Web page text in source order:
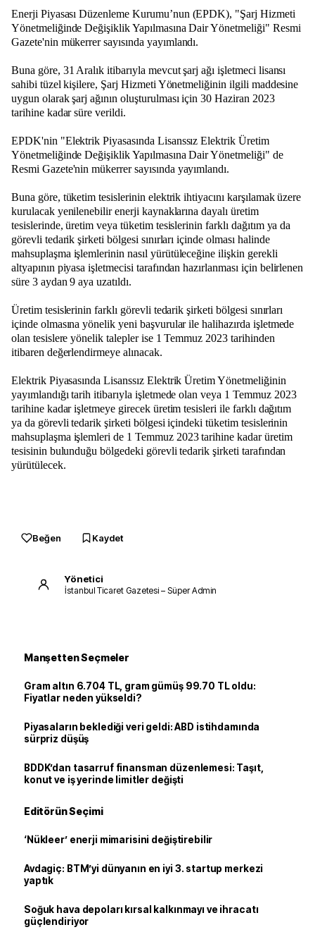
Enerji Piyasası Düzenleme Kurumu’nun (EPDK), "Şarj Hizmeti
Yönetmeliğinde Değişiklik Yapılmasına Dair Yönetmeliği" Resmi
Gazete'nin mükerrer sayısında yayımlandı.
Buna göre, 31 Aralık itibarıyla mevcut şarj ağı işletmeci lisansı
sahibi tüzel kişilere, Şarj Hizmeti Yönetmeliğinin ilgili maddesine
uygun olarak şarj ağının oluşturulması için 30 Haziran 2023
tarihine kadar süre verildi.
EPDK'nin "Elektrik Piyasasında Lisanssız Elektrik Üretim
Yönetmeliğinde Değişiklik Yapılmasına Dair Yönetmeliği" de
Resmi Gazete'nin mükerrer sayısında yayımlandı.
Buna göre, tüketim tesislerinin elektrik ihtiyacını karşılamak üzere
kurulacak yenilenebilir enerji kaynaklarına dayalı üretim
tesislerinde, üretim veya tüketim tesislerinin farklı dağıtım ya da
görevli tedarik şirketi bölgesi sınırları içinde olması halinde
mahsuplaşma işlemlerinin nasıl yürütüleceğine ilişkin gerekli
altyapının piyasa işletmecisi tarafından hazırlanması için belirlenen
süre 3 aydan 9 aya uzatıldı.
Üretim tesislerinin farklı görevli tedarik şirketi bölgesi sınırları
içinde olmasına yönelik yeni başvurular ile halihazırda işletmede
olan tesislere yönelik talepler ise 1 Temmuz 2023 tarihinden
itibaren değerlendirmeye alınacak.
Elektrik Piyasasında Lisanssız Elektrik Üretim Yönetmeliğinin
yayımlandığı tarih itibarıyla işletmede olan veya 1 Temmuz 2023
tarihine kadar işletmeye girecek üretim tesisleri ile farklı dağıtım
ya da görevli tedarik şirketi bölgesi içindeki tüketim tesislerinin
mahsuplaşma işlemleri de 1 Temmuz 2023 tarihine kadar üretim
tesisinin bulunduğu bölgedeki görevli tedarik şirketi tarafından
yürütülecek.
Beğen Kaydet
Yönetici
İstanbul Ticaret Gazetesi – Süper Admin
Manşetten Seçmeler
Gram altın 6.704 TL, gram gümüş 99.70 TL oldu:
Fiyatlar neden yükseldi?
Piyasaların beklediği veri geldi: ABD istihdamında
sürpriz düşüş
BDDK’dan tasarruf finansman düzenlemesi: Taşıt,
konut ve iş yerinde limitler değişti
Editörün Seçimi
‘Nükleer’ enerji mimarisini değiştirebilir
Avdagiç: BTM’yi dünyanın en iyi 3. startup merkezi
yaptık
Soğuk hava depoları kırsal kalkınmayı ve ihracatı
güçlendiriyor